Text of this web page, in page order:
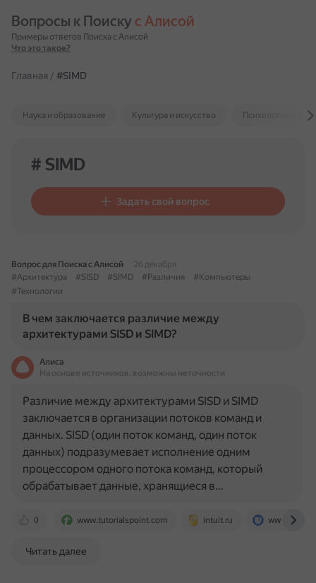
Вопросы к Поиску с Алисой
Примеры ответов Поиска с Алисой
Что это такое?
Главная / #SIMD
Наука и образование Культура и искусство Психология и
# SIMD
Задать свой вопрос
Вопрос для Поиска с Алисой
26 декабря
#Архитектура
#SISD #SIMD #Различия
#Компьютеры
#Технологии
В чем заключается различие между
архитектурами SISD и SIMD?
Алиса
На основе источников, возможны неточности
0 www.tutorialspoint.com intuit.ru
Различие между архитектурами SISD и SIMD
заключается в организации потоков команд и
данных. SISD (один поток команд, один поток
данных) подразумевает исполнение одним
процессором одного потока команд, который
обрабатывает данные, хранящиеся в…
Читать далее